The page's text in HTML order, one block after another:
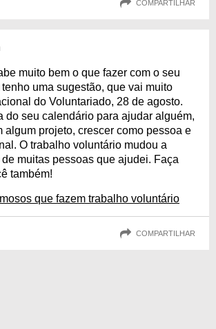
COMPARTILHAR
muito bem o que fazer com o seu
uma sugestão, que vai muito
do Voluntariado, 28 de agosto.
do seu calendário para ajudar alguém,
algum projeto, crescer como pessoa e
O trabalho voluntário mudou a
muitas pessoas que ajudei. Faça
também!
que fazem trabalho voluntário
COMPARTILHAR